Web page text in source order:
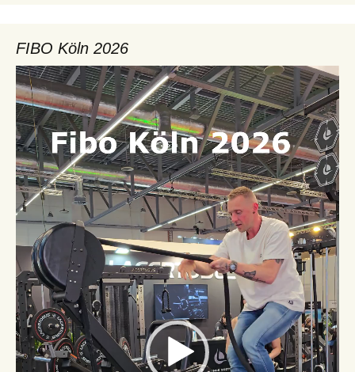
FIBO Köln 2026
Video-
Player